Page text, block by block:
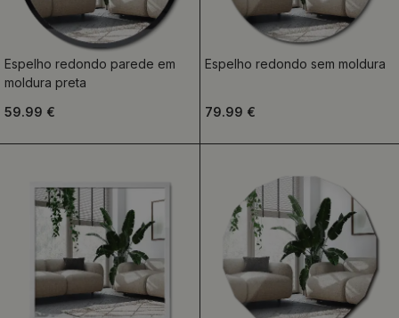
Espelho redondo parede em
moldura preta
59.99 €
Espelho redondo sem moldura
79.99 €